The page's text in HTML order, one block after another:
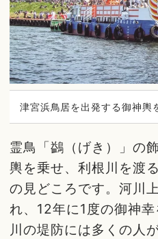
津宮浜鳥居を出発する御神輿
霊鳥「鷁（げき）」の
輿を乗せ、利根川を渡
の見どころです。河川
れ、12年に1度の御神
川の堤防には多くの人